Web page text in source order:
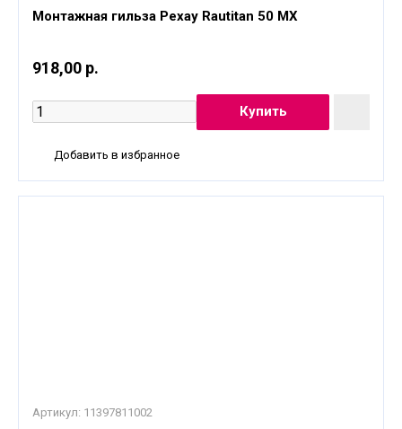
Монтажная гильза Рехау Rautitan 50 MX
918,00 р.
Добавить в избранное
Артикул: 11397811002